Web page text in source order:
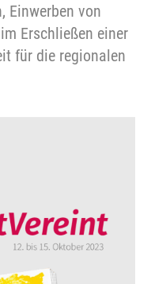
Einwerben von
Erschließen einer
für die regionalen